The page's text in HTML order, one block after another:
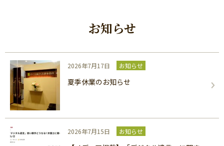
お知らせ
2026年7月17日 お知らせ
夏季休業のお知らせ
2026年7月15日 お知らせ